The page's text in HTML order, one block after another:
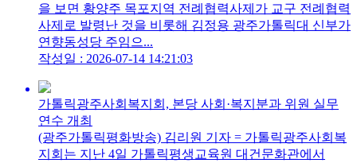
을 보면 황양주 목포지역 전례협력사제가 교구 전례협력
사제로 발령난 것을 비롯해 김정용 광주가톨릭대 신부가
연향동성당 주임으...
작성일 : 2026-07-14 14:21:03
가톨릭광주사회복지회, 본당 사회·복지분과 위원 실무
연수 개최
(광주가톨릭평화방송) 김리원 기자 = 가톨릭광주사회복
지회는 지난 4일 가톨릭평생교육원 대건문화관에서